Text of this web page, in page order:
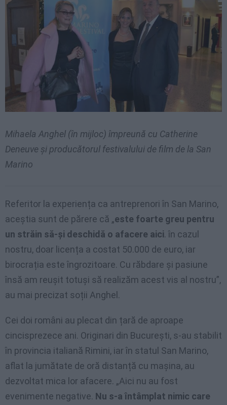
Mihaela Anghel (în mijloc) împreună cu Catherine
Deneuve și producătorul festivalului de film de la San
Marino
Referitor la experiența ca antreprenori în San Marino,
aceștia sunt de părere că „este foarte greu pentru
un străin să-și deschidă o afacere aici. în cazul
nostru, doar licența a costat 50.000 de euro, iar
birocrația este îngrozitoare. Cu răbdare și pasiune
însă am reușit totuși să realizăm acest vis al nostru”,
au mai precizat soții Anghel.
Cei doi români au plecat din țară de aproape
cincisprezece ani. Originari din București, s-au stabilit
în provincia italiană Rimini, iar în statul San Marino,
aflat la jumătate de oră distanță cu mașina, au
dezvoltat mica lor afacere. „Aici nu au fost
evenimente negative. Nu s-a întâmplat nimic care